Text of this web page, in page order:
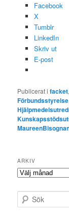
Facebook
X
Tumblr
LinkedIn
Skriv ut
E-post
Publicerat i facket
Förbundsstyrelse
ARKIV
Arkiv
ö